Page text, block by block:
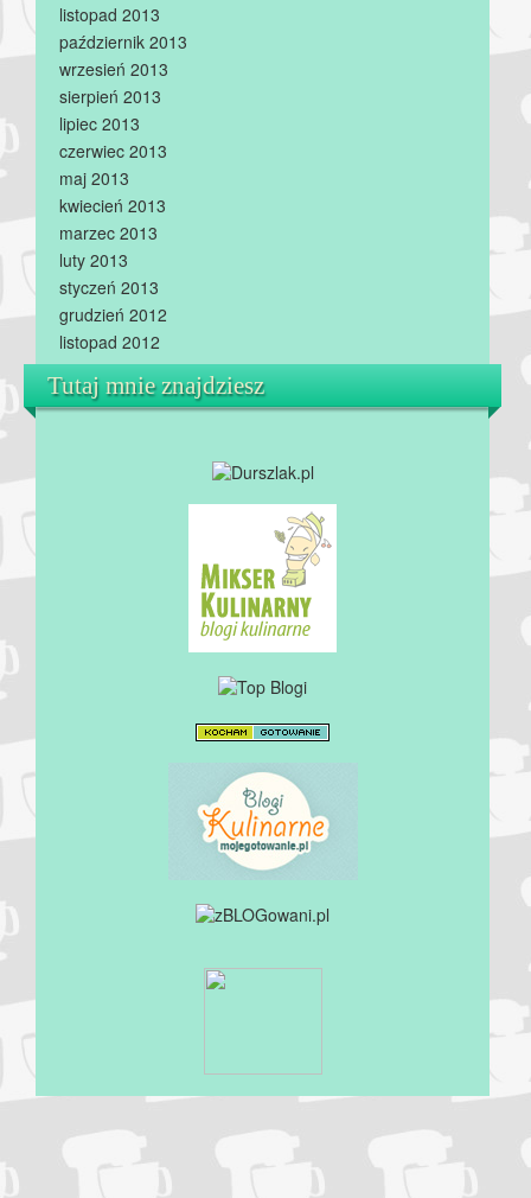
listopad 2013
październik 2013
wrzesień 2013
sierpień 2013
lipiec 2013
czerwiec 2013
maj 2013
kwiecień 2013
marzec 2013
luty 2013
styczeń 2013
grudzień 2012
listopad 2012
Tutaj mnie znajdziesz